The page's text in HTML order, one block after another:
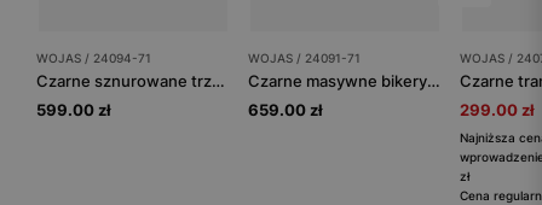
WOJAS / 24094-71
Czarne sznurowane trzewiki męskie z łączonych skór
599.00 zł
WOJAS / 24091-71
Czarne masywne bikery męskie z ociepleniem
659.00 zł
WOJAS /
299.00 zł
Najniższa
zł
Cena